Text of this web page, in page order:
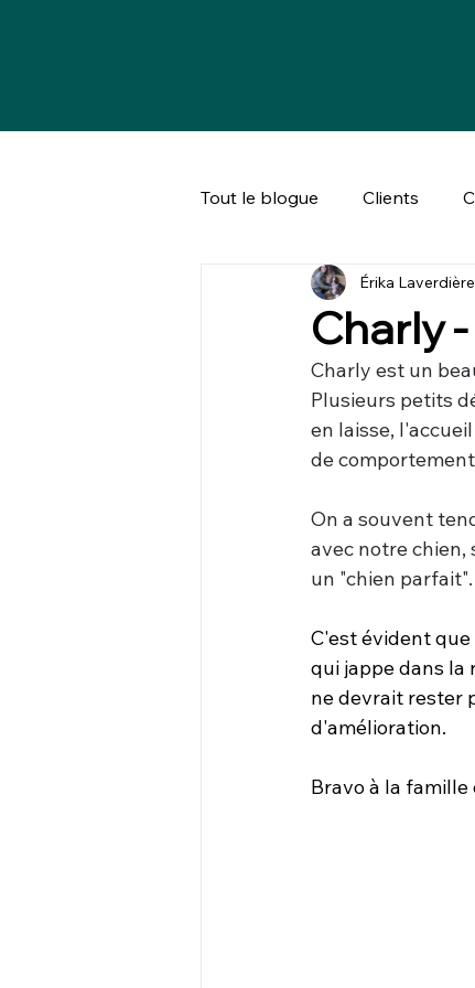
Tout le blogue Clients
Bien-être animal & société
Charly
Érika Laverdière
Charly est un
Plusieurs petits
en laisse,
de
On a souvent
avec notre
un "chien parfait".
C'est évident
qui jappe dans la
ne devrait rester
d'amélioration.
Bravo à la famille